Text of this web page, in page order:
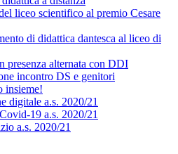
liceo scientifico al premio Cesare
di didattica dantesca al liceo di
presenza alternata con DDI
incontro DS e genitori
insieme!
digitale a.s. 2020/21
19 a.s. 2020/21
a.s. 2020/21